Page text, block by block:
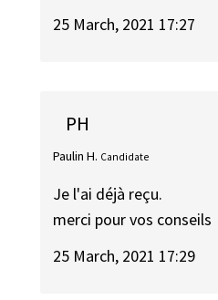
25 March, 2021 17:27
PH
Paulin H. Candidate
Je l'ai déjà reçu.
merci pour vos conseils
25 March, 2021 17:29